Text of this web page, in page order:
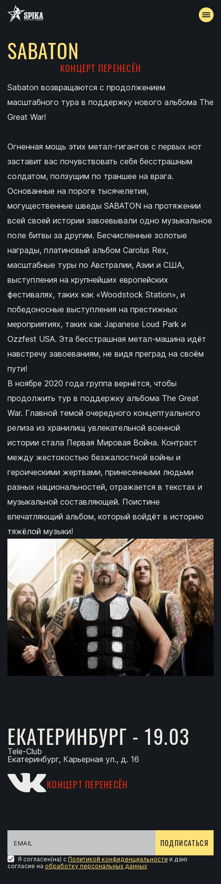
АФИША
АРХИВ
АККРЕДИТАЦИЯ
КОНТАКТЫ
SABATON
КОНЦЕРТ ПЕРЕНЕСЁН
Sabaton возвращаются с продолжением
масштабного тура в поддержку нового альбома The
Great War!
Огненная мощь этих метал-гигантов с первых нот
заставит вас почувствовать себя бесстрашным
солдатом, ползущим по траншее на врага.
Основанные на пороге тысячелетия,
могущественные шведы SABATON на протяжении
всей своей истории завоевывали одно музыкальное
поле битвы за другим. Бесчисленные золотые
награды, платиновый альбом Carolus Rex,
масштабные туры по Австралии, Азии и США,
выступления на крупнейших европейских
фестивалях, таких как «Woodstock Station», и
победоносные выступления на престижных
мероприятиях, таких как Japanese Loud Park и
Ozzfest USA. Эта бесстрашная метал-машина идёт
навстречу завоеваниям, не видя преград на своём
пути!
В ноябре 2020 года группа вернётся, чтобы
продолжить тур в поддержку альбома The Great
War. Главной темой очередного концептуального
релиза из хранилищ увлекательной военной
истории стала Первая Мировая Война. Контраст
между жестокостью безжалостной войны и
героическими жертвами, принесенными людьми
разных национальностей, отражается в текстах и
музыкальной составляющей. Поистине
впечатляющий альбом, который войдёт в историю
тяжёлой музыки!
ЕКАТЕРИНБУРГ - 19.03
Tele-Club
Екатеринбург, Карьерная ул., д. 16
КОНЦЕРТ ПЕРЕНЕСЁН
ПОДПИСАТЬСЯ
Я согласен(на) с Политикой конфиденциальности и даю
согласие на обработку персональных данных